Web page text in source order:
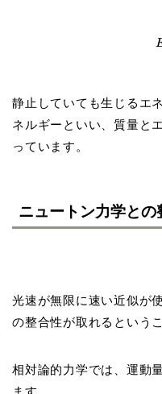
静止していても生じるエ
ネルギーといい、質量と
っています。
ニュートン力学との
光速が無限に速い近似が
の整合性が取れるという
相対論的力学では、運動
ます。